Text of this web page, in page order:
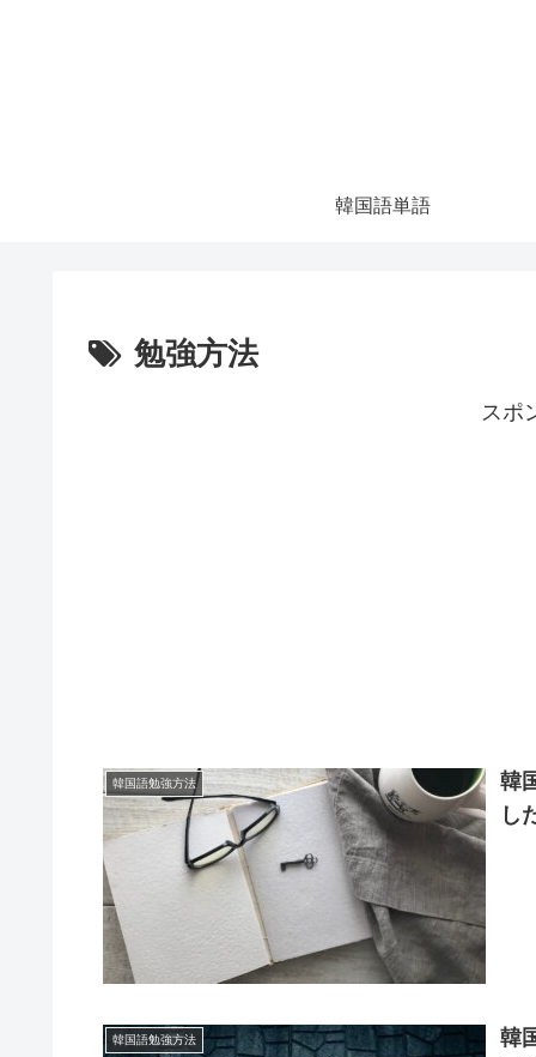
韓国語単語
勉強方法
スポ
韓国語勉強方法
韓
し
韓国語勉強方法
韓